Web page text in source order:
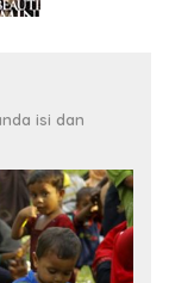
isi dan